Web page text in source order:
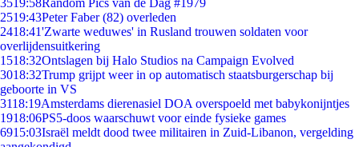
3519:58Random Pics van de Dag #1979
2519:43Peter Faber (82) overleden
2418:41'Zwarte weduwes' in Rusland trouwen soldaten voor
overlijdensuitkering
1518:32Ontslagen bij Halo Studios na Campaign Evolved
3018:32Trump grijpt weer in op automatisch staatsburgerschap bij
geboorte in VS
3118:19Amsterdams dierenasiel DOA overspoeld met babykonijntjes
1918:06PS5-doos waarschuwt voor einde fysieke games
6915:03Israël meldt dood twee militairen in Zuid-Libanon, vergelding